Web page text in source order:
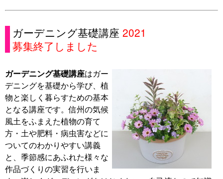
ガーデニング基礎講座 2021
募集終了しました
ガーデニング基礎講座はガー
デニングを基礎から学び、植
物と楽しく暮らすための基本
となる講座です。信州の気候
風土をふまえた植物の育て
方・土や肥料・病虫害などに
ついてのわかりやすい講義
と、季節感にあふれた様々な
作品づくりの実習を行いま